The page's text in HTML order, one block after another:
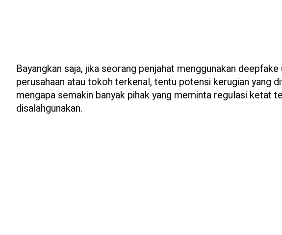
Bayangkan saja, jika seorang penjahat menggunakan
perusahaan atau tokoh terkenal, tentu potensi kerugian yang
mengapa semakin banyak pihak yang meminta regulasi ketat
disalahgunakan.